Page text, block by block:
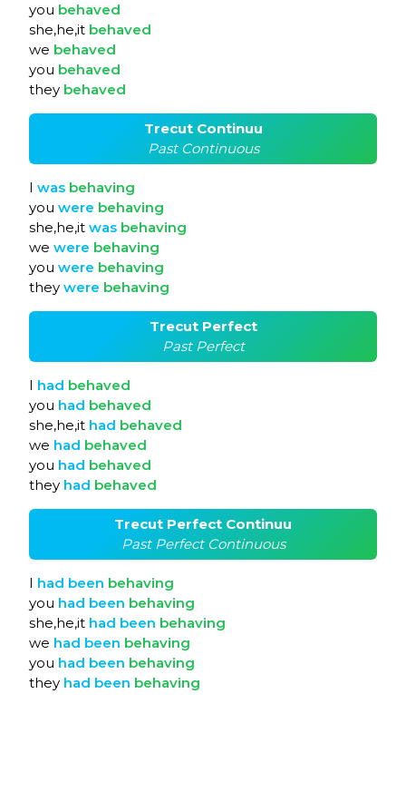
you behaved
she,he,it behaved
we behaved
you behaved
they behaved
Trecut Continuu
Past Continuous
I was behaving
you were behaving
she,he,it was behaving
we were behaving
you were behaving
they were behaving
Trecut Perfect
Past Perfect
I had behaved
you had behaved
she,he,it had behaved
we had behaved
you had behaved
they had behaved
Trecut Perfect Continuu
Past Perfect Continuous
I had been behaving
you had been behaving
she,he,it had been behaving
we had been behaving
you had been behaving
they had been behaving